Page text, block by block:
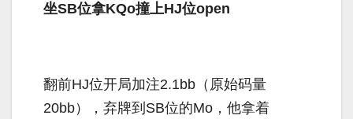
坐SB位拿KQo撞上HJ位open
翻前HJ位开局加注2.1bb （原始码量
20bb），弃牌到 SB位的Mo ，他拿着